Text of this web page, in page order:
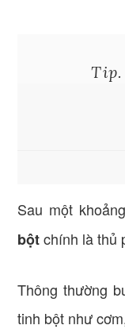
Sau một
bộtchính là thủ
Thông thường
tinh bột như